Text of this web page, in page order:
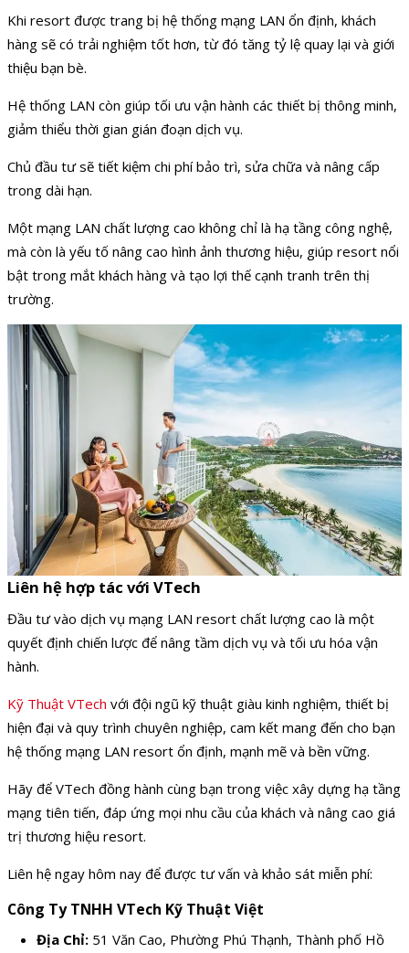
Khi resort được trang bị hệ thống mạng LAN ổn định, khách
hàng sẽ có trải nghiệm tốt hơn, từ đó tăng tỷ lệ quay lại và giới
thiệu bạn bè.
Hệ thống LAN còn giúp tối ưu vận hành các thiết bị thông minh,
giảm thiểu thời gian gián đoạn dịch vụ.
Chủ đầu tư sẽ tiết kiệm chi phí bảo trì, sửa chữa và nâng cấp
trong dài hạn.
Một mạng LAN chất lượng cao không chỉ là hạ tầng công nghệ,
mà còn là yếu tố nâng cao hình ảnh thương hiệu, giúp resort nổi
bật trong mắt khách hàng và tạo lợi thế cạnh tranh trên thị
trường.
Liên hệ hợp tác với VTech
Đầu tư vào dịch vụ mạng LAN resort chất lượng cao là một
quyết định chiến lược để nâng tầm dịch vụ và tối ưu hóa vận
hành.
Kỹ Thuật VTech với đội ngũ kỹ thuật giàu kinh nghiệm, thiết bị
hiện đại và quy trình chuyên nghiệp, cam kết mang đến cho bạn
hệ thống mạng LAN resort ổn định, mạnh mẽ và bền vững.
Hãy để VTech đồng hành cùng bạn trong việc xây dựng hạ tầng
mạng tiên tiến, đáp ứng mọi nhu cầu của khách và nâng cao giá
trị thương hiệu resort.
Liên hệ ngay hôm nay để được tư vấn và khảo sát miễn phí:
Công Ty TNHH VTech Kỹ Thuật Việt
Địa Chỉ: 51 Văn Cao, Phường Phú Thạnh, Thành phố Hồ